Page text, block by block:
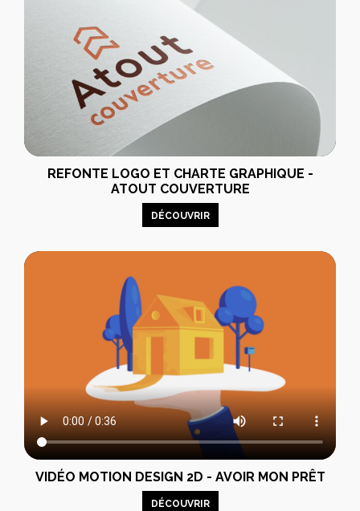
REFONTE LOGO ET CHARTE GRAPHIQUE -
ATOUT COUVERTURE
DÉCOUVRIR
VIDÉO MOTION DESIGN 2D - AVOIR MON PRÊT
DÉCOUVRIR